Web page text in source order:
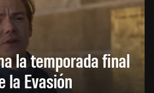
la temporada final
la Evasión